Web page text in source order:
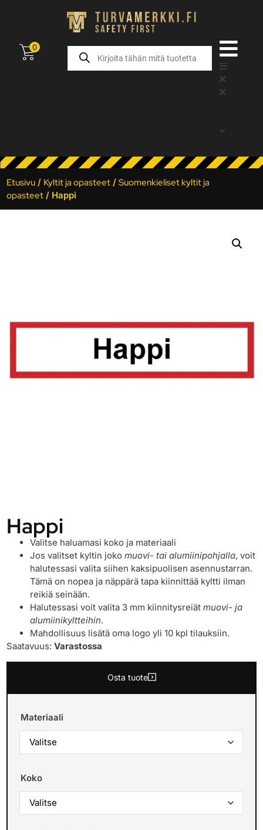
0
Etusivu / Kyltit ja opasteet /Suomenkieliset kyltit ja
opasteet / Happi
Happi
Valitse haluamasi koko ja materiaali
Jos valitset kyltin jokomuovi- tai alumiinipohjalla, voit
halutessasi valita siihen kaksipuolisen asennustarran.
Tämä on nopea ja näppärä tapa kiinnittää kyltti ilman
reikiä seinään.
Halutessasi voit valita 3 mm kiinnitysreiätmuovi- ja
alumiinikyltteihin.
Mahdollisuus lisätä oma logo yli 10 kpl tilauksiin.
Saatavuus:Varastossa
Osta tuote
Materiaali
Koko